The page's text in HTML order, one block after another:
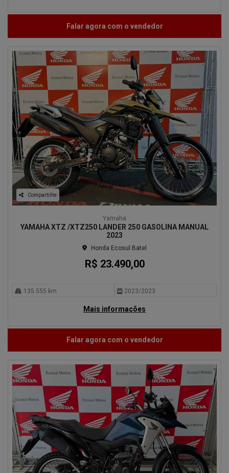
Falar agora com o vendedor
Compartilhe
Yamaha
YAMAHA XTZ /XTZ250 LANDER 250 GASOLINA MANUAL
2023
Honda Ecosul Batel
R$ 23.490,00
135.555 km 2023/2023
Mais informações
Falar agora com o vendedor